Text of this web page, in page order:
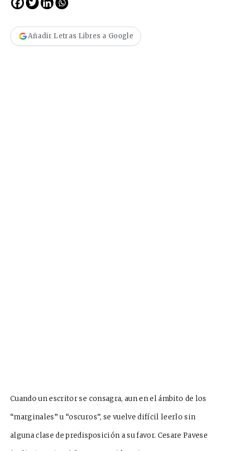
Añadir Letras Libres a Google
Cuando un escritor se consagra, aun en el ámbito de los
“marginales” u “oscuros”, se vuelve difícil leerlo sin
alguna clase de predisposición a su favor. Cesare Pavese